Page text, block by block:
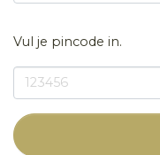
Vul je pincode in.